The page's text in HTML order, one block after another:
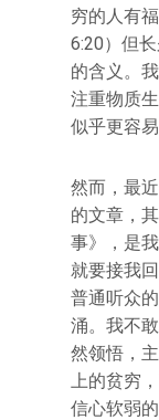
穷的人有
6:20）但
的含义。
注重物质
似乎更容易
然而，最
的文章，
事》，是
就要接我
普通听众
涌。我不
然领悟，
上的贫穷
信心软弱